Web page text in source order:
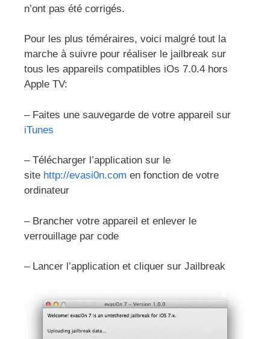
n’ont pas été corrigés.
Pour les plus téméraires, voici malgré tout la
marche à suivre pour réaliser le jailbreak sur
tous les appareils compatibles iOs 7.0.4 hors
Apple TV:
– Faites une sauvegarde de votre appareil sur
iTunes
– Télécharger l’application sur le
site http://evasi0n.com en fonction de votre
ordinateur
– Brancher votre appareil et enlever le
verrouillage par code
– Lancer l’application et cliquer sur Jailbreak